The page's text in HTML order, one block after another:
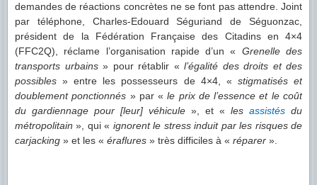
demandes de réactions concrètes ne se font pas attendre. Joint
par téléphone, Charles-Edouard Séguriand de Séguonzac,
président de la Fédération Française des Citadins en 4×4
(FFC2Q), réclame l’organisation rapide d’un « Grenelle des
transports urbains» pour rétablir « l’égalité des droits et des
possibles » entre les possesseurs de 4×4, « stigmatisés et
doublement ponctionnés » par «le prix de l’essence et le coût
du gardiennage pour [leur] véhicule », et « les assistés du
métropolitain », qui « ignorent le stress induit par les risques de
carjacking » et les « éraflures » très difficiles à « réparer ».